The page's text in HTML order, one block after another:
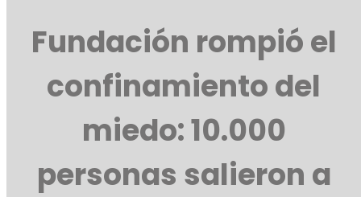
Fundación rompió el
confinamiento del
miedo: 10.000
personas salieron a